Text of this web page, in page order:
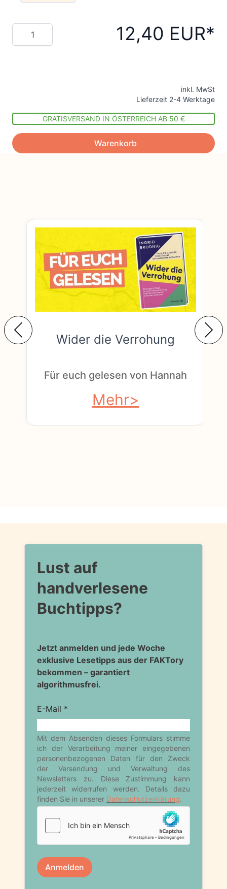
Menge 12,40 EUR
inkl. MwSt
Lieferzeit 2-4 Werktage
GRATISVERSAND IN ÖSTERREICH AB 50 €
Warenkorb
Wider die Verrohung
Für euch gelesen von Hannah
Mehr
Lust auf
handverlesene
Buchtipps?